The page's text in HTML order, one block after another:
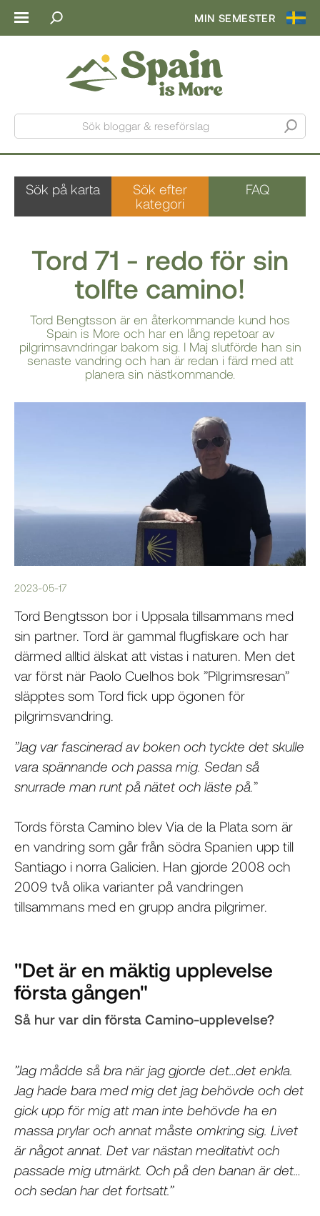
MIN SEMESTER
Sök bloggar & reseförslag
Sök på karta
Sök efter
kategori
FAQ
Tord 71 - redo för sin
tolfte camino!
Tord Bengtsson är en återkommande kund hos
Spain is More och har en lång repetoar av
pilgrimsavndringar bakom sig. I Maj slutförde han sin
senaste vandring och han är redan i färd med att
planera sin nästkommande.
2023-05-17
Tord Bengtsson bor i Uppsala tillsammans med
sin partner. Tord är gammal flugfiskare och har
därmed alltid älskat att vistas i naturen. Men det
var först när Paolo Cuelhos bok ”Pilgrimsresan”
släpptes som Tord fick upp ögonen för
pilgrimsvandring.
”Jag var fascinerad av boken och tyckte det skulle
vara spännande och passa mig. Sedan så
snurrade man runt på nätet och läste på.”
Tords första Camino blev Via de la Plata som är
en vandring som går från södra Spanien upp till
Santiago i norra Galicien. Han gjorde 2008 och
2009 två olika varianter på vandringen
tillsammans med en grupp andra pilgrimer.
"Det är en mäktig upplevelse
första gången"
Så hur var din första Camino-upplevelse?
”Jag mådde så bra när jag gjorde det…det enkla.
Jag hade bara med mig det jag behövde och det
gick upp för mig att man inte behövde ha en
massa prylar och annat måste omkring sig. Livet
är något annat. Det var nästan meditativt och
passade mig utmärkt. Och på den banan är det…
och sedan har det fortsatt.”